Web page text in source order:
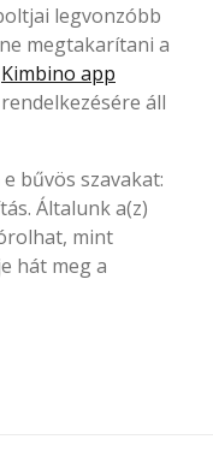
legvonzóbb
megtakarítani a
Kimbino app
áll
bűvös szavakat:
Általunk a(z)
mint
hát meg a